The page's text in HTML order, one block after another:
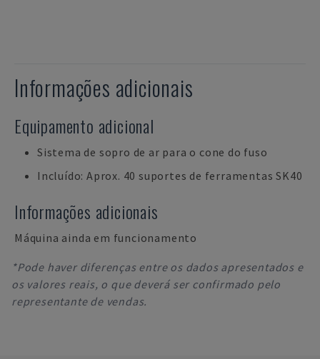
Informações adicionais
Equipamento adicional
Sistema de sopro de ar para o cone do fuso
Incluído: Aprox. 40 suportes de ferramentas SK40
Informações adicionais
Máquina ainda em funcionamento
*Pode haver diferenças entre os dados apresentados e
os valores reais, o que deverá ser confirmado pelo
representante de vendas.